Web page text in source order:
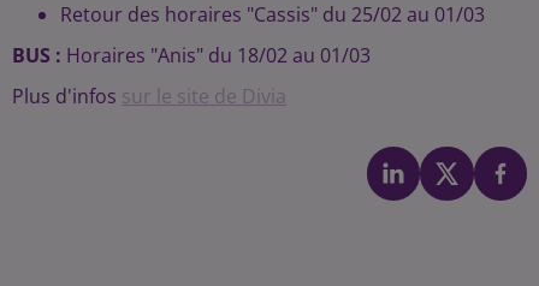
Retour des horaires "Cassis" du 25/02 au 01/03
BUS : Horaires "Anis" du 18/02 au 01/03
Plus d'infos sur le site de Divia